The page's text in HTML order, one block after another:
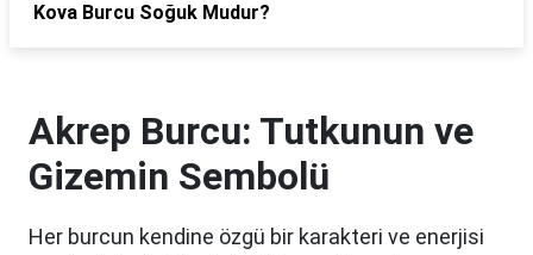
Kova Burcu Soğuk Mudur?
Akrep Burcu: Tutkunun ve
Gizemin Sembolü
Her burcun kendine özgü bir karakteri ve enerjisi